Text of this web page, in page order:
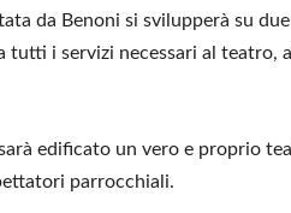
da Benoni si svilupperà su
tutti i servizi necessari al teatro,
edificato un vero e proprio
parrocchiali.